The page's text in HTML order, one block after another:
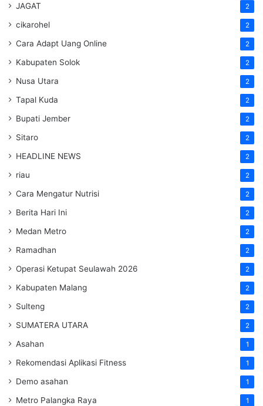
JAGAT 2
cikarohel 2
Cara Adapt Uang Online 2
Kabupaten Solok 2
Nusa Utara 2
Tapal Kuda 2
Bupati Jember 2
Sitaro 2
HEADLINE NEWS 2
riau 2
Cara Mengatur Nutrisi 2
Berita Hari Ini 2
Medan Metro 2
Ramadhan 2
Operasi Ketupat Seulawah 2026 2
Kabupaten Malang 2
Sulteng 2
SUMATERA UTARA 2
Asahan 1
Rekomendasi Aplikasi Fitness 1
Demo asahan 1
Metro Palangka Raya 1